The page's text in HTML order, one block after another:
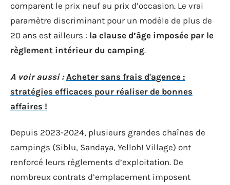
comparent le prix neuf au prix d’occasion. Le vrai
paramètre discriminant pour un modèle de plus de
20 ans est ailleurs : la clause d’âge imposée par le
règlement intérieur du camping.
A voir aussi : Acheter sans frais d'agence :
stratégies efficaces pour réaliser de bonnes
affaires !
Depuis 2023-2024, plusieurs grandes chaînes de
campings (Siblu, Sandaya, Yelloh! Village) ont
renforcé leurs règlements d’exploitation. De
nombreux contrats d’emplacement imposent